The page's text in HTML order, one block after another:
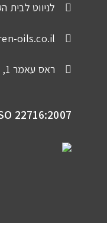
לניווט לבית
oils.co.il
ראס עאמר 1, טירה
22716:2007